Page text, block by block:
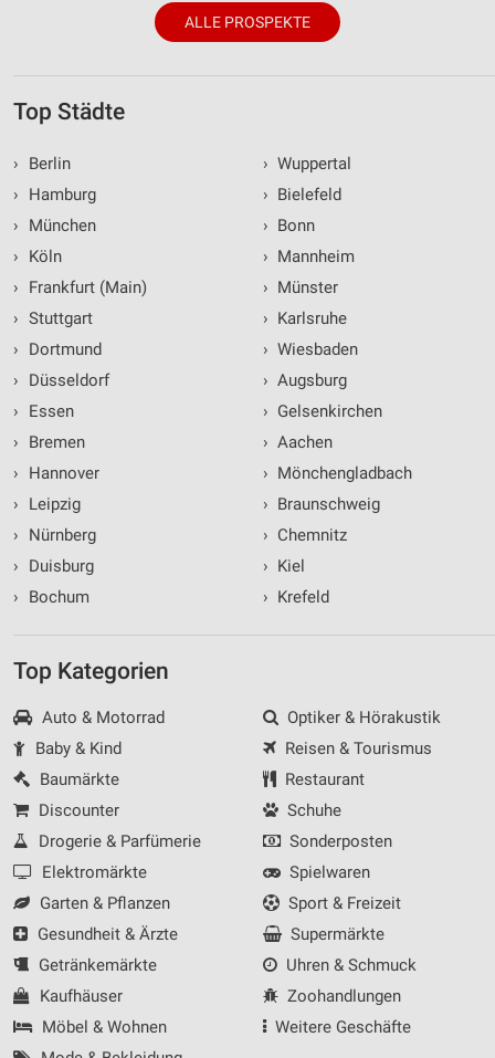
ALLE PROSPEKTE
Top Städte
›
Berlin
›
Hamburg
›
München
›
Köln
›
Frankfurt (Main)
› Stuttgart
›
Dortmund
›
Düsseldorf
›
Essen
›
Bremen
›
Hannover
›
Leipzig
›
Nürnberg
›
Duisburg
›
Bochum
› Wuppertal
› Bielefeld
› Bonn
› Mannheim
› Münster
› Karlsruhe
› Wiesbaden
› Augsburg
› Gelsenkirchen
› Aachen
› Mönchengladbach
› Braunschweig
› Chemnitz
› Kiel
› Krefeld
Top Kategorien
Auto & Motorrad
Baby & Kind
Baumärkte
Discounter
Drogerie & Parfümerie
Elektromärkte
Garten & Pflanzen
Gesundheit & Ärzte
Getränkemärkte
Kaufhäuser
Möbel & Wohnen
Optiker & Hörakustik
Reisen & Tourismus
Restaurant
Schuhe
Sonderposten
Spielwaren
Sport & Freizeit
Supermärkte
Uhren & Schmuck
Zoohandlungen
Weitere Geschäfte